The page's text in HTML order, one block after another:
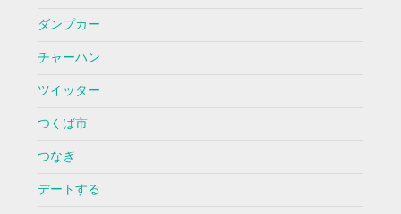
ダンプカー
チャーハン
ツイッター
つくば市
つなぎ
デートする